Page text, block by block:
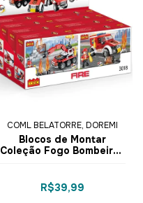
COML BELATORRE, DOREMI
Blocos de Montar
Coleção Fogo Bombeiros
R$39,99